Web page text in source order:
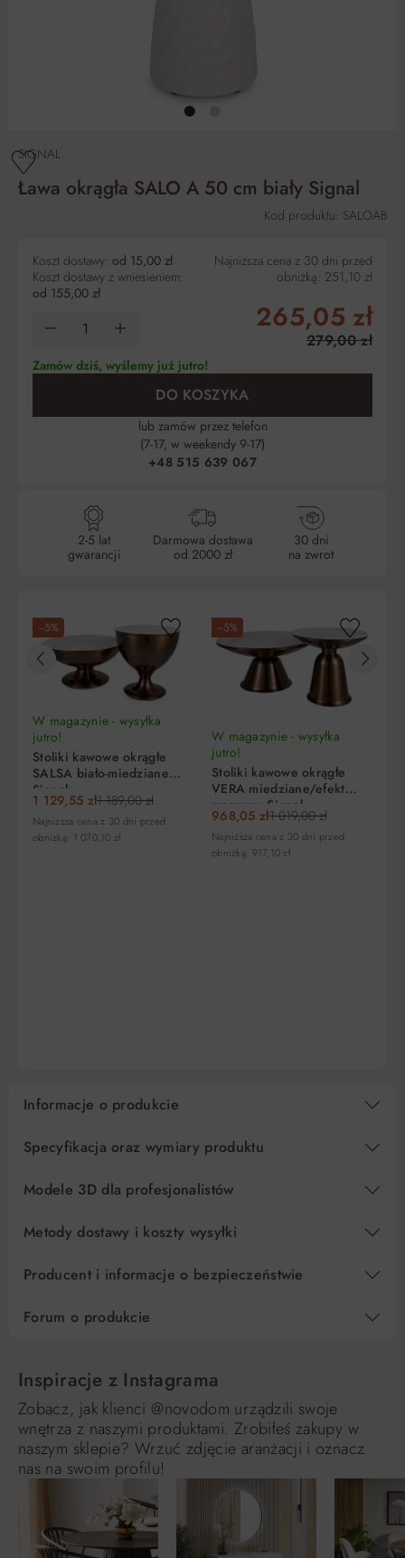
SIGNAL
Ława okrągła SALO A 50 cm biały Signal
Kod produktu: SALOAB
Koszt dostawy: od 15,00 zł
Koszt dostawy z wniesieniem:
od 155,00 zł
Najniższa cena z 30 dni przed
obniżką: 251,10 zł
265,05 zł
279,00 zł
Zamów dziś, wyślemy już jutro!
DO KOSZYKA
lub zamów przez telefon
(7-17, w weekendy 9-17)
+48 515 639 067
2-5 lat
gwarancji
Darmowa dostawa
od 2000 zł
30 dni
na zwrot
−5%
W magazynie - wysyłka
jutro!
Stoliki kawowe okrągłe
SALSA biało-miedziane
Signal
1 129,55 zł1 189,00 zł
Najniższa cena z 30 dni przed
obniżką: 1 070,10 zł
−5%
W magazynie - wysyłka
jutro!
Stoliki kawowe okrągłe
VERA miedziane/efekt
marmuru Signal
968,05 zł1 019,00 zł
Najniższa cena z 30 dni przed
obniżką: 917,10 zł
Informacje o produkcie
Specyfikacja oraz wymiary produktu
Modele 3D dla profesjonalistów
Metody dostawy i koszty wysyłki
Producent i informacje o bezpieczeństwie
Forum o produkcie
Inspiracje z Instagrama
Zobacz, jak klienci @novodom urządzili swoje
wnętrza z naszymi produktami. Zrobiłeś zakupy w
naszym sklepie? Wrzuć zdjęcie aranżacji i oznacz
nas na swoim profilu!